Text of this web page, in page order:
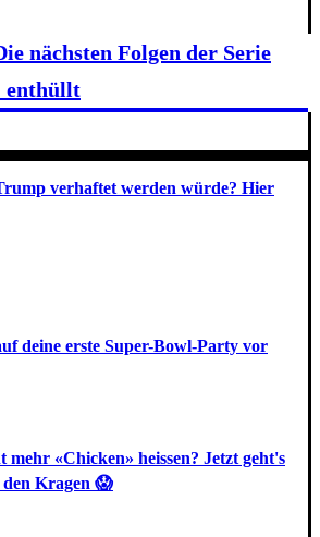
nächsten Folgen der Serie
enthüllt
verhaftet werden würde? Hier
deine erste Super-Bowl-Party vor
«Chicken» heissen? Jetzt geht's
Kragen 😱